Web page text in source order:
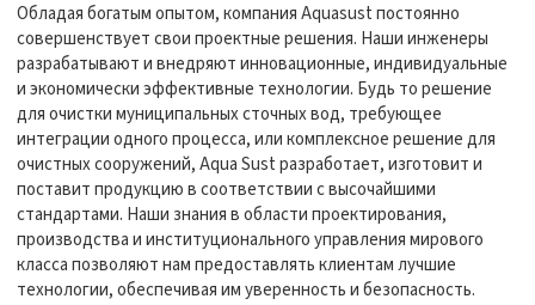
Обладая богатым опытом, компания Aquasust постоянно
совершенствует свои проектные решения. Наши инженеры
разрабатывают и внедряют инновационные, индивидуальные
и экономически эффективные технологии. Будь то решение
для очистки муниципальных сточных вод, требующее
интеграции одного процесса, или комплексное решение для
очистных сооружений, Aqua Sust разработает, изготовит и
поставит продукцию в соответствии с высочайшими
стандартами. Наши знания в области проектирования,
производства и институционального управления мирового
класса позволяют нам предоставлять клиентам лучшие
технологии, обеспечивая им уверенность и безопасность.